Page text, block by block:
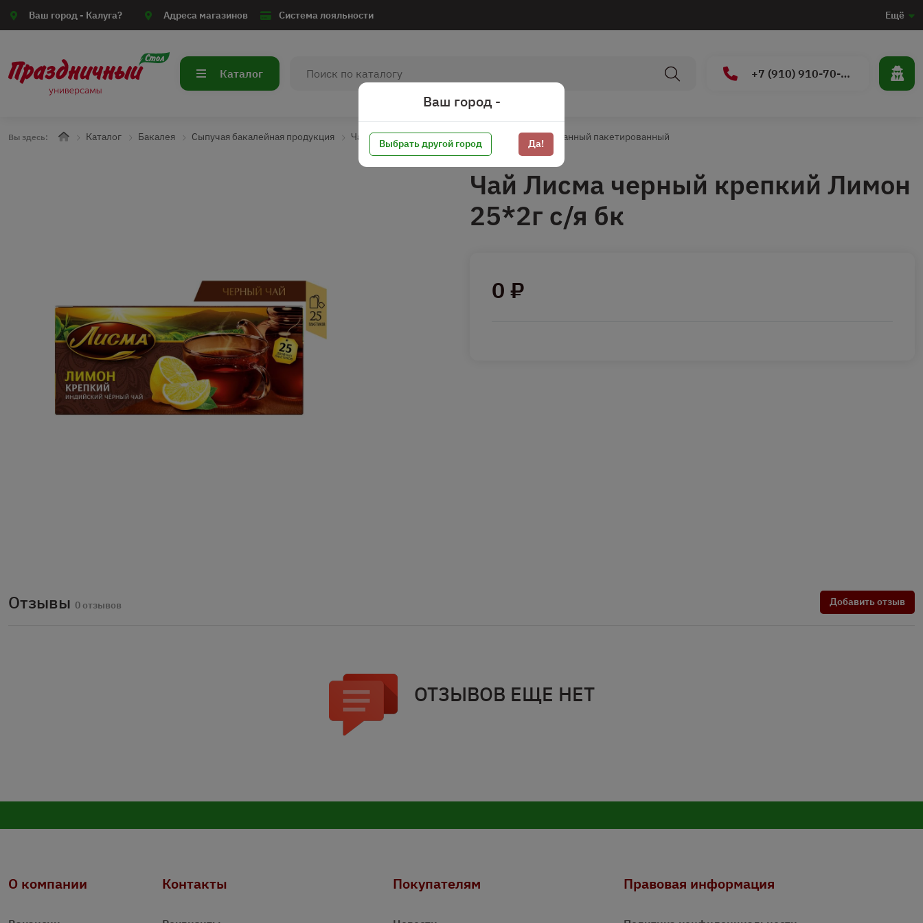
Ваш город - Калуга? Адреса магазинов Система лояльности Ещё
Каталог +7 (910) 910-70-15
Вы здесь: Каталог Бакалея Сыпучая бакалейная продукция Чай, кофе, какао Чай черный ароматизированный пакетированный
Чай Лисма черный крепкий Лимон
25*2г с/я бк
0 ₽
Отзывы 0 отзывов Добавить отзыв
ОТЗЫВОВ ЕЩЕ НЕТ
О компании Контакты Покупателям Правовая информация
Ваш город -
Выбрать другой город Да!